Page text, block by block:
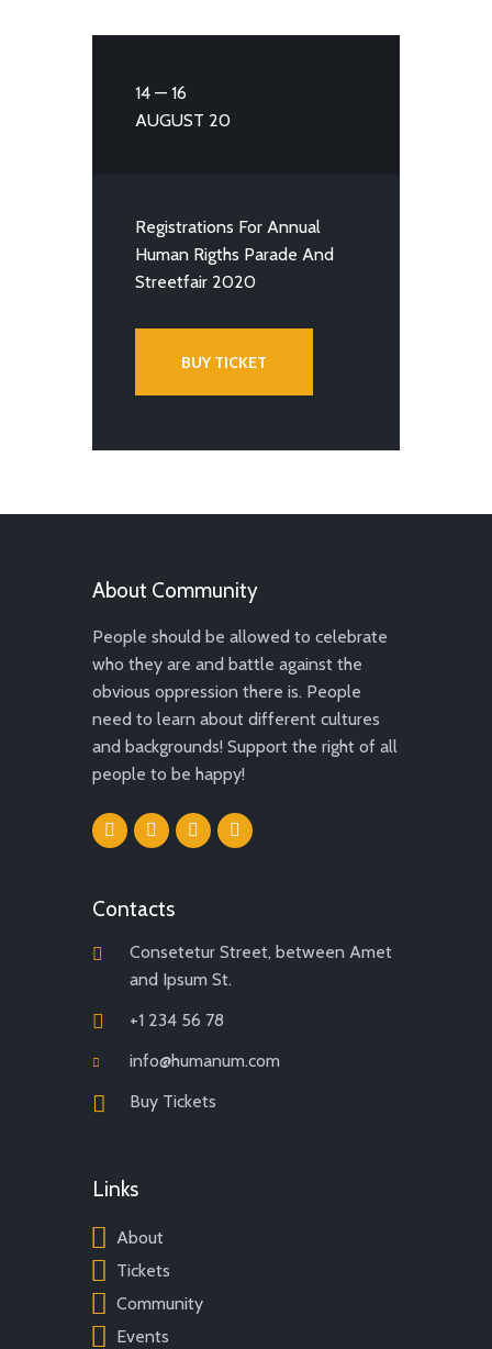
14 — 16
AUGUST 20
Registrations For Annual
Human Rigths Parade And
Streetfair 2020
BUY TICKET
About Community
People should be allowed to celebrate
who they are and battle against the
obvious oppression there is. People
need to learn about different cultures
and backgrounds! Support the right of all
people to be happy!
Contacts
Consetetur Street, between Amet
and Ipsum St.
+1 234 56 78
info@humanum.com
Buy Tickets
Links
About
Tickets
Community
Events